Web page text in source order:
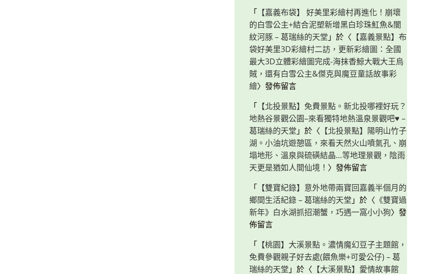
「 【嘉義布袋】 好美里彩繪村再進化！崩壞
的白雪公主+結合泥塑新增黑白珍珠魟魚&闇
紋河豚 – 葛瑞絲的天堂 」於〈 【嘉義景點】布
袋好美里3D彩繪村二訪，更新彩繪圖：全國
最大3D立體彩繪圖完成-海抹香鯨大戰大王烏
賊，還有白雪公主&傑克與魔豆童話故事彩
繪〉發佈留言
「 【北投景點】免費景點。新北投哪裡好玩？
地熱谷景觀公園–來看獨特地熱溫泉景觀吧♥ –
葛瑞絲的天堂 」於〈 【北投景點】陽明山竹子
湖。小油坑遊憩區，來看天然火山噴氣孔、崩
塌地形、溫泉與硫磺結晶…等地理景觀，陰雨
天更是猶如人間仙境！ 〉發佈留言
「 【雙寶紀錄】意外地帶兩寶回嘉義半個月的
鄉間生活紀錄 – 葛瑞絲的天堂 」於〈 《雙寶過
新年》白水湖抓招潮蟹，巧遇一窩小小狗〉發
佈留言
「 【桃園】大溪景點。濃情魔幻豆子主題館，
免費參觀親子好去處(餵魚樂+可愛公仔) – 葛
瑞絲的天堂 」於〈 【大溪景點】愛情故事館